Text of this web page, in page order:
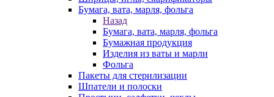
Бумага, вата, марля, фольга
Назад
Бумага, вата, марля, фольга
Бумажная продукция
Изделия из ваты и марли
Фольга
Пакеты для стерилизации
Шпатели и полоски